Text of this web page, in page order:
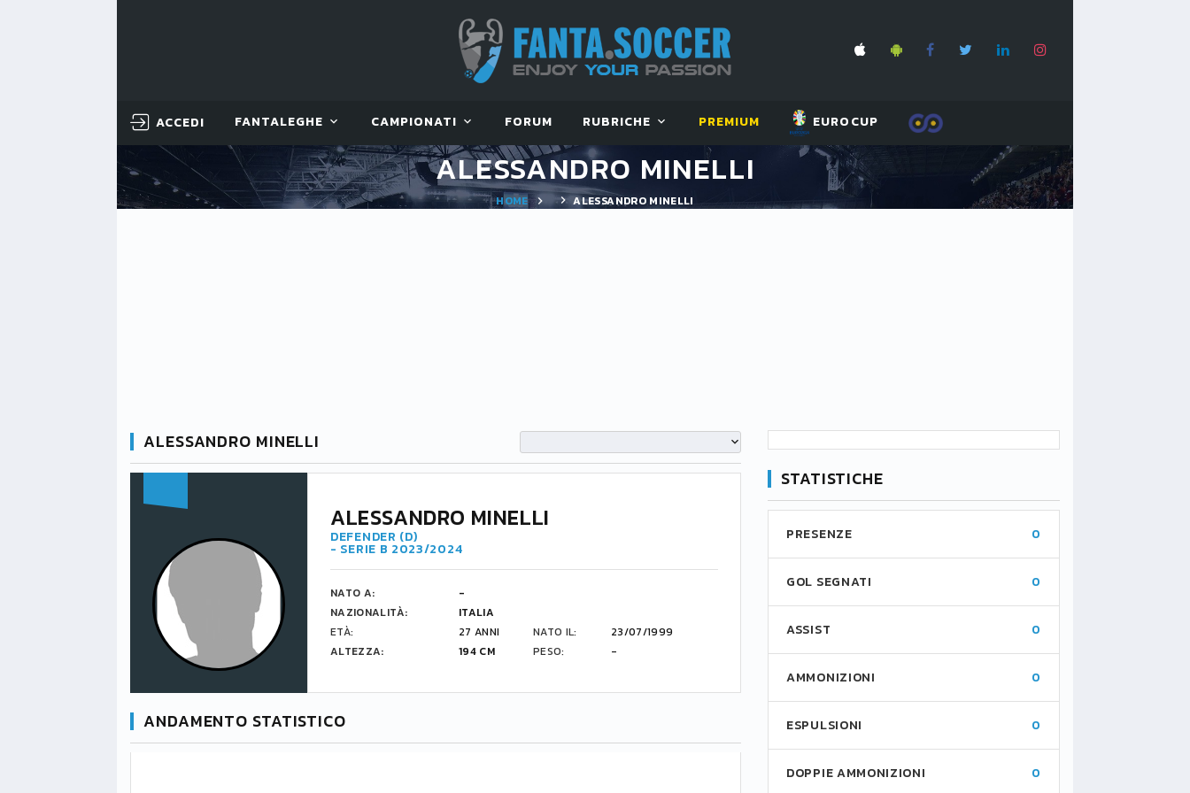
ACCEDI FANTALEGHE CAMPIONATI FORUM RUBRICHE PREMIUM EUROCUP
ALESSANDRO MINELLI
HOME ALESSANDRO MINELLI
ALESSANDRO MINELLI
ALESSANDRO MINELLI
DEFENDER (D)
- SERIE B 2023/2024
NATO A:
-
NAZIONALITÀ:
ITALIA
ETÀ:
27 ANNI NATO IL:
23/07/1999
ALTEZZA:
194 CM PESO: -
ANDAMENTO STATISTICO
STATISTICHE
PRESENZE 0
GOL SEGNATI 0
ASSIST 0
AMMONIZIONI 0
ESPULSIONI 0
DOPPIE AMMONIZIONI 0